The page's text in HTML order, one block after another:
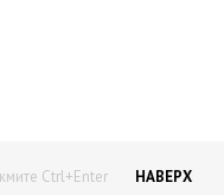
Ctrl+Enter НАВЕРХ